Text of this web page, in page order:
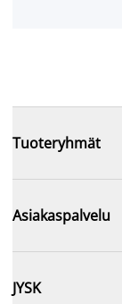
Tuoteryhmät
Asiakaspalvelu
JYSK